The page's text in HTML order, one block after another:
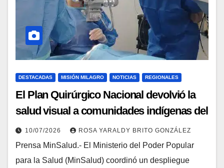
DESTACADAS MISIÓN MILAGRO NOTICIAS REGIONALES
El Plan Quirúrgico Nacional devolvió la
salud visual a comunidades indígenas del
Zulia
10/07/2026 ROSA YARALDY BRITO GONZÁLEZ
Prensa MinSalud.- El Ministerio del Poder Popular
para la Salud (MinSalud) coordinó un despliegue